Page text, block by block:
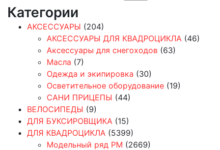
Категории
АКСЕССУАРЫ (204)
АКСЕССУАРЫ ДЛЯ КВАДРОЦИКЛА (46)
Аксессуары для снегоходов (63)
Масла (7)
Одежда и экипировка (30)
Осветительное оборудование (19)
САНИ ПРИЦЕПЫ (44)
ВЕЛОСИПЕДЫ (9)
ДЛЯ БУКСИРОВЩИКА (15)
ДЛЯ КВАДРОЦИКЛА (5399)
Модельный ряд РМ (2669)